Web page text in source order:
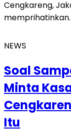
Cengkareng,
NEWS
Soal
Minta
Itu